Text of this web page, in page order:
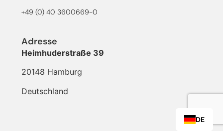
+49 (0) 40 3600669-0
Adresse
Heimhuderstraße 39
20148 Hamburg
Deutschland
DE